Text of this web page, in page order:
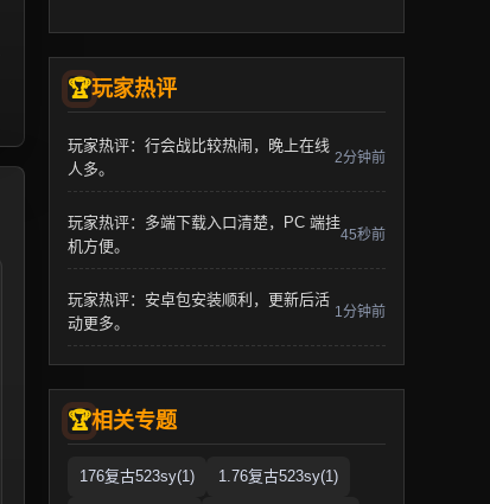
玩家热评
玩家热评：行会战比较热闹，晚上在线
人多。
2分钟前
玩家热评：多端下载入口清楚，PC 端挂
机方便。
45秒前
玩家热评：安卓包安装顺利，更新后活
动更多。
1分钟前
相关专题
176复古523sy(1) 1.76复古523sy(1)